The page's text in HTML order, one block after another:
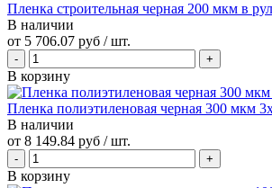
Пленка строительная черная 200 мкм в
В наличии
от 5 706.07 руб / шт.
В корзину
Пленка полиэтиленовая черная 300 мкм
В наличии
от 8 149.84 руб / шт.
В корзину